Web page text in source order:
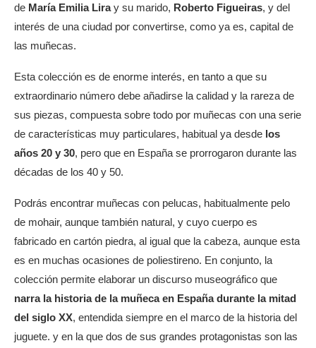
de María Emilia Liray su marido, Roberto Figueiras, y del
interés de una ciudad por convertirse, como ya es, capital de
las muñecas.
Esta colección es de enorme interés, en tanto a que su
extraordinario número debe añadirse la calidad y la rareza de
sus piezas, compuesta sobre todo por muñecas con una serie
de características muy particulares, habitual ya desde los
años 20 y 30, pero que en España se prorrogaron durante las
décadas de los 40 y 50.
Podrás encontrar muñecas con pelucas, habitualmente pelo
de mohair, aunque también natural, y cuyo cuerpo es
fabricado en cartón piedra, al igual que la cabeza, aunque esta
es en muchas ocasiones de poliestireno. En conjunto, la
colección permite elaborar un discurso museográfico que
narra la historia de la muñeca en España durante la mitad
del siglo XX, entendida siempre en el marco de la historia del
juguete. y en la que dos de sus grandes protagonistas son las